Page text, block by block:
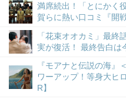
満席続出！「とにかく
賀らに熱い口コミ『開
「花束オオカミ」最終
実が復活！ 最終告白は
『モアナと伝説の海』
ワーアップ！等身大ヒ
R】